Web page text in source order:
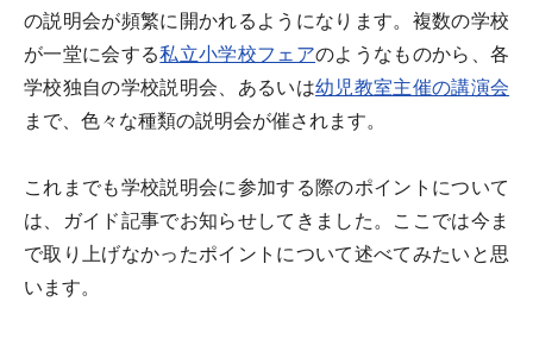
の説明会が頻繁に開かれるようになります。複数の学校
が一堂に会する私立小学校フェアのようなものから、各
学校独自の学校説明会、あるいは幼児教室主催の講演会
まで、色々な種類の説明会が催されます。
これまでも学校説明会に参加する際のポイントについて
は、ガイド記事でお知らせしてきました。ここでは今ま
で取り上げなかったポイントについて述べてみたいと思
います。